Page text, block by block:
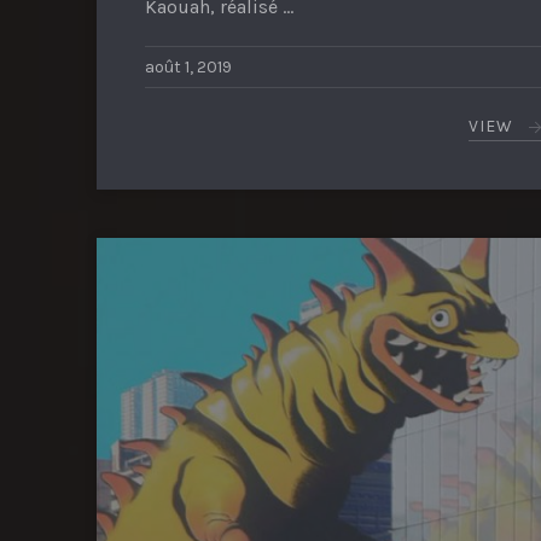
Kaouah, réalisé …
août 1, 2019
VIEW